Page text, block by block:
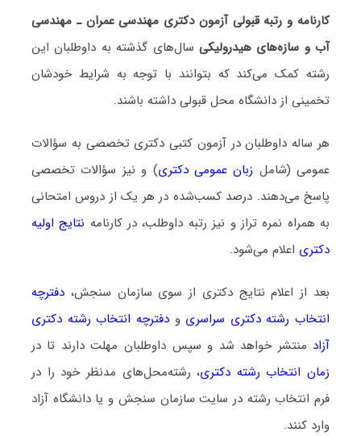
کارنامه و رتبه قبولی آزمون دکتری ﻣﻬﻨﺪسی ﻋﻤﺮان ـ مهندسی
آب و ﺳﺎزهﻫﺎی هیدرولیکی سال‌های گذشته به داوطلبان این
رشته کمک می‌کند که بتوانند با توجه به شرایط خودشان
تخمینی از دانشگاه محل قبولی داشته باشند.
هر ساله داوطلبان در آزمون کتبی دکتری تخصصی به سؤالات
عمومی (شامل زبان عمومی دکتری) و نیز سؤالات تخصصی
پاسخ می‌دهند. درصد کسب‌شده در هر یک از دروس امتحانی
به همراه نمره تراز و نیز رتبه داوطلب، در کارنامه نتایج اولیه
دکتری اعلام می‌شود.
بعد از اعلام نتایج دکتری از سوی سازمان سنجش،دفترچه
انتخاب رشته دکتری سراسری ودفترچه انتخاب رشته دکتری
آزاد منتشر خواهد شد و سپس داوطلبان مهلت دارند تا در
زمان انتخاب رشته دکتری، رشته‌محل‌های مدنظر خود را در
فرم انتخاب رشته در سایت سازمان سنجش و یا دانشگاه آزاد
وارد کنند.